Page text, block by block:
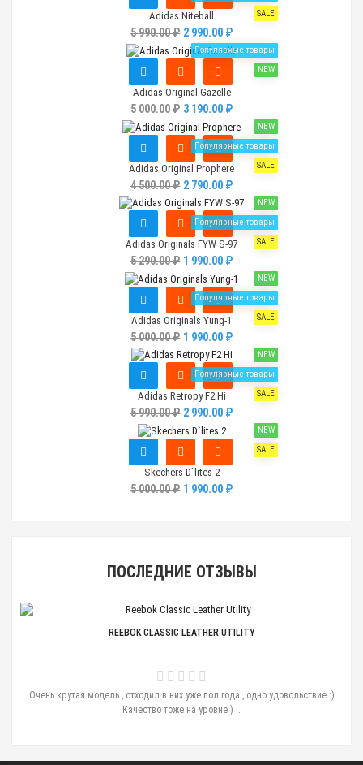
SALE
Adidas Niteball
5 990.00 ₽2 990.00 ₽
Популярные товары
NEW
Adidas Original Gazelle
5 000.00 ₽3 190.00 ₽
NEW
Популярные товары
SALE
Adidas Original Prophere
4 500.00 ₽2 790.00 ₽
NEW
Популярные товары
SALE
Adidas Originals FYW S-97
5 290.00 ₽1 990.00 ₽
NEW
Популярные товары
SALE
Adidas Originals Yung-1
5 000.00 ₽1 990.00 ₽
NEW
Популярные товары
SALE
Adidas Retropy F2 Hi
5 990.00 ₽2 990.00 ₽
NEW
SALE
Skechers D`lites 2
5 000.00 ₽1 990.00 ₽
ПОСЛЕДНИЕ ОТЗЫВЫ
REEBOK CLASSIC LEATHER UTILITY
Очень крутая модель , отходил в них уже пол года , одно удовольствие :)
Качество тоже на уровне ) ..